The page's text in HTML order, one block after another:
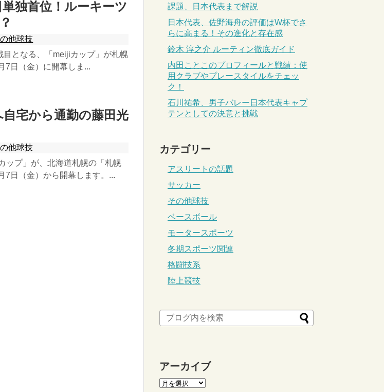
独首位！ルーキーツ
他球技
となる、「meijiカップ」が札幌
7日（金）に開幕しま...
宅から通勤の藤田光
他球技
ップ」が、北海道札幌の「札幌
7日（金）から開幕します。...
課題、日本代表まで解説
日本代表、佐野海舟の評価はW杯でさ
らに高まる！その進化と存在感
鈴木 淳之介 ルーティン徹底ガイド
内田ことこのプロフィールと戦績：使
用クラブやプレースタイルをチェッ
ク！
石川祐希、男子バレー日本代表キャプ
テンとしての決意と挑戦
カテゴリー
アスリートの話題
サッカー
その他球技
ベースボール
モータースポーツ
冬期スポーツ関連
格闘技系
陸上競技
アーカイブ